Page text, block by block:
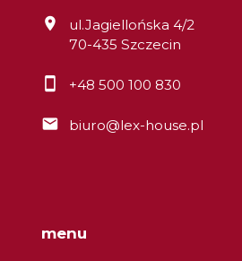
ul.Jagiellońska 4/2
70-435 Szczecin
+48 500 100 830
biuro@lex-house.pl
menu